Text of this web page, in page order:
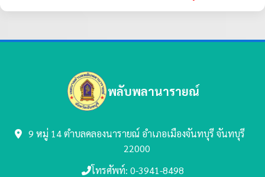
พลับพลานารายณ์
9 หมู่ 14 ตำบลคลองนารายณ์ อำเภอเมืองจันทบุรี จันทบุรี
22000
โทรศัพท์: 0-3941-8498